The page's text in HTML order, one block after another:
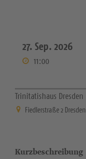
27. Sep. 2026
11:00
Trinitatishaus Dresden
Fiedlerstraße 2 Dresden
Kurzbeschreibung